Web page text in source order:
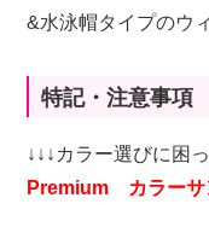
&水泳帽タイプのウ
特記・注意事項
↓↓↓カラー選びに困
Premium カラー